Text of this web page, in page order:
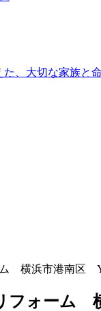
ム 横浜市港南区
フォーム